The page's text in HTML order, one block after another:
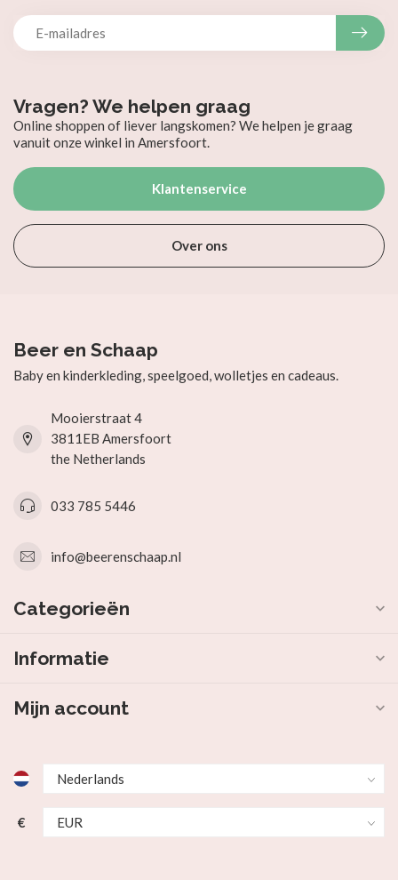
Vragen? We helpen graag
Online shoppen of liever langskomen? We helpen je graag
vanuit onze winkel in Amersfoort.
Klantenservice
Over ons
Beer en Schaap
Baby en kinderkleding, speelgoed, wolletjes en cadeaus.
Mooierstraat 4
3811EB Amersfoort
the Netherlands
033 785 5446
info@beerenschaap.nl
Categorieën
Informatie
Mijn account
€